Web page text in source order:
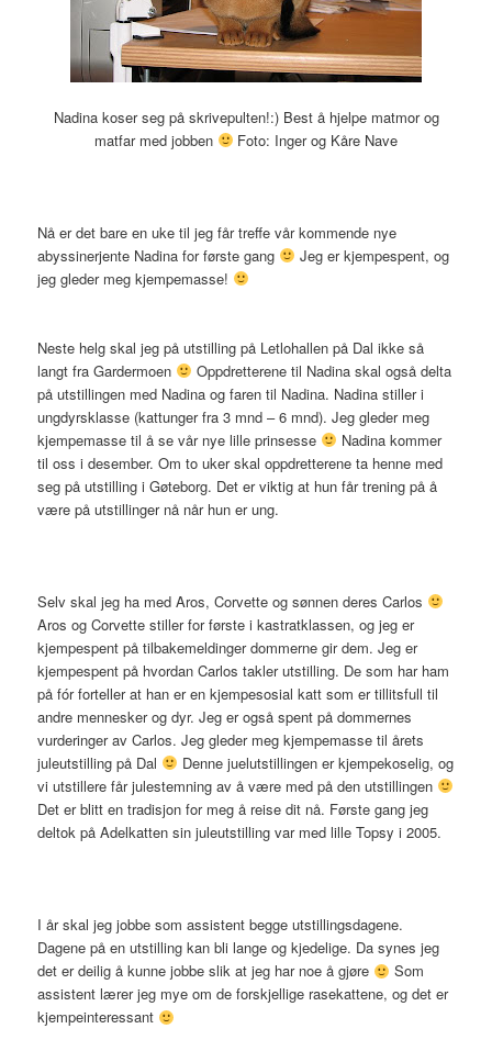
Nadina koser seg på skrivepulten!:) Best å hjelpe matmor og
matfar med jobben
Foto: Inger og Kåre Nave
Nå er det bare en uke til jeg får treffe vår kommende nye
abyssinerjente Nadina for første gang
Jeg er kjempespent, og
jeg gleder meg kjempemasse!
Neste helg skal jeg på utstilling på Letlohallen på Dal ikke så
langt fra Gardermoen
Oppdretterene til Nadina skal også delta
på utstillingen med Nadina og faren til Nadina. Nadina stiller i
ungdyrsklasse (kattunger fra 3 mnd – 6 mnd). Jeg gleder meg
kjempemasse til å se vår nye lille prinsesse
Nadina kommer
til oss i desember. Om to uker skal oppdretterene ta henne med
seg på utstilling i Gøteborg. Det er viktig at hun får trening på å
være på utstillinger nå når hun er ung.
Selv skal jeg ha med Aros, Corvette og sønnen deres Carlos
Aros og Corvette stiller for første i kastratklassen, og jeg er
kjempespent på tilbakemeldinger dommerne gir dem. Jeg er
kjempespent på hvordan Carlos takler utstilling. De som har ham
på fór forteller at han er en kjempesosial katt som er tillitsfull til
andre mennesker og dyr. Jeg er også spent på dommernes
vurderinger av Carlos. Jeg gleder meg kjempemasse til årets
juleutstilling på Dal
Denne juelutstillingen er kjempekoselig, og
vi utstillere får julestemning av å være med på den utstillingen
Det er blitt en tradisjon for meg å reise dit nå. Første gang jeg
deltok på Adelkatten sin juleutstilling var med lille Topsy i 2005.
I år skal jeg jobbe som assistent begge utstillingsdagene.
Dagene på en utstilling kan bli lange og kjedelige. Da synes jeg
det er deilig å kunne jobbe slik at jeg har noe å gjøre
Som
assistent lærer jeg mye om de forskjellige rasekattene, og det er
kjempeinteressant